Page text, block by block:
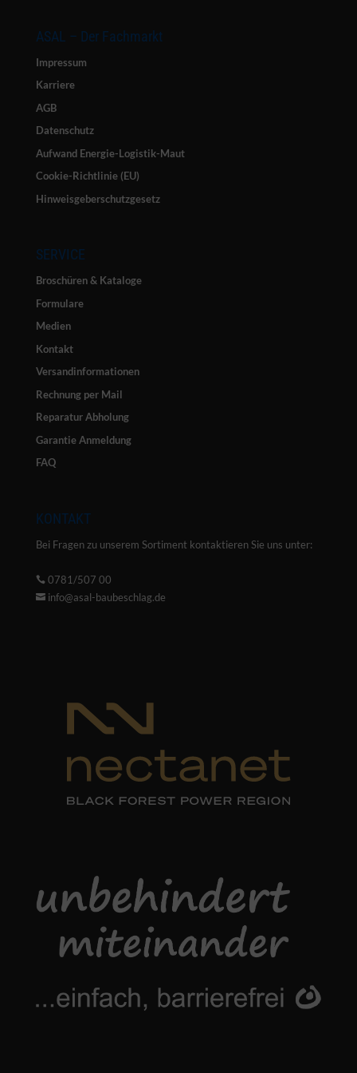
ASAL – Der Fachmarkt
Impressum
Karriere
AGB
Datenschutz
Aufwand Energie-Logistik-Maut
Cookie-Richtlinie (EU)
Hinweisgeberschutzgesetz
SERVICE
Broschüren & Kataloge
Formulare
Medien
Kontakt
Versandinformationen
Rechnung per Mail
Reparatur Abholung
Garantie Anmeldung
FAQ
KONTAKT
Bei Fragen zu unserem Sortiment kontaktieren Sie uns unter:
 0781/507 00
info@asal-baubeschlag.de